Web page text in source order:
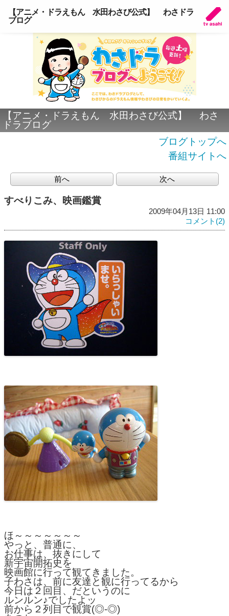
【アニメ・ドラえもん 水田わさび公式】 わさドラ
ブログ
【アニメ・ドラえもん 水田わさび公式】 わさ
ドラブログ
ブログトップへ
番組サイトへ
前へ 次へ
すべりこみ、映画鑑賞
2009年04月13日 11:00
コメント(2)
ほ～～～～～～～
やっと、普通に、
お仕事は、抜きにして
新宇宙開拓史を
映画館に行って観てきました。
子わさは、前に友達と観に行ってるから
今日は２回目、だというのに
ルンルン♪でしたよッ
前から２列目で観賞(◎-◎)